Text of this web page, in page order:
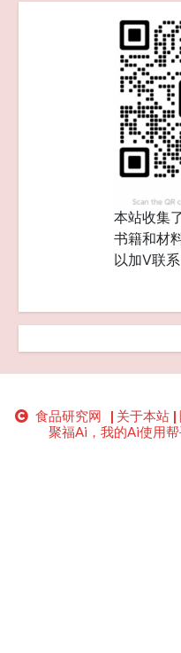
本站收集
书籍和材
以加V联系
食品研究网 | 关于本站 |
聚福Ai，我的Ai使用